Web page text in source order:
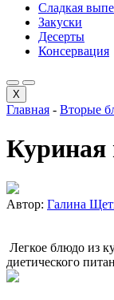
Сладкая
Закуски
Десерты
Консервация
X
Главная - Вторые
Куриная
Автор: Галина
Легкое блюдо из
диетического